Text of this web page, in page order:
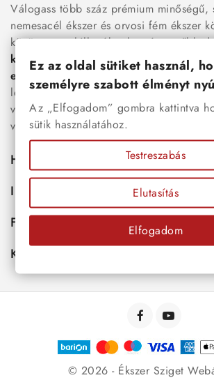
Válogass több száz prémium minőségű,
nemesacél ékszer és orvosi fém ékszer
között megtalálhatók a legnépszerűbb
karkötők
, női nyakláncok , karikagyűrűk
esküvői kiegészítőkegyaránt.
legújabb trendeket követő, mégis
választhatsz – legyen szó ajándékról,
viseletről vagy különleges alkalmakról.
Hasznos
Információk
Fiókod
Kapcsolat
© 2026 - Ékszer Sziget
Ez az oldal sütiket használ,
személyre szabott élményt
Az „Elfogadom” gombra kattintva
sütik használatához.
Testreszabás
Elutasítás
Elfogadom